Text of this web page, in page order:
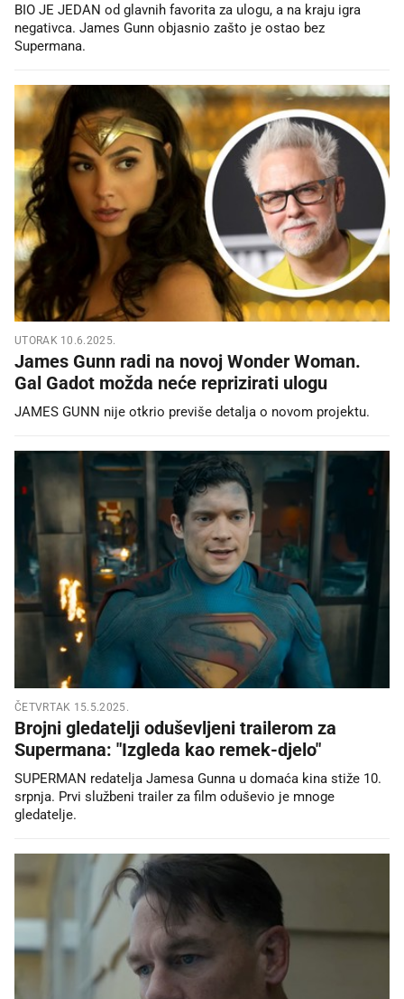
BIO JE JEDAN od glavnih favorita za ulogu, a na kraju igra
negativca. James Gunn objasnio zašto je ostao bez
Supermana.
UTORAK 10.6.2025.
James Gunn radi na novoj Wonder Woman.
Gal Gadot možda neće reprizirati ulogu
JAMES GUNN nije otkrio previše detalja o novom projektu.
ČETVRTAK 15.5.2025.
Brojni gledatelji oduševljeni trailerom za
Supermana: "Izgleda kao remek-djelo"
SUPERMAN redatelja Jamesa Gunna u domaća kina stiže 10.
srpnja. Prvi službeni trailer za film oduševio je mnoge
gledatelje.